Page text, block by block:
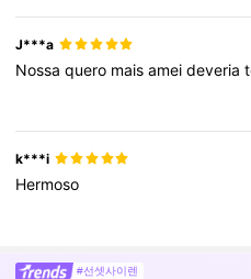
J***a
Nossaquero maisameideveria
k***i
Hermoso
#선셋사이렌